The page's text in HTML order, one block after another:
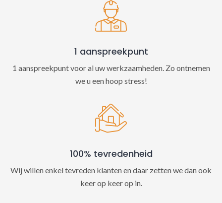
1 aanspreekpunt
1 aanspreekpunt voor al uw werkzaamheden. Zo ontnemen
we u een hoop stress!
100% tevredenheid
Wij willen enkel tevreden klanten en daar zetten we dan ook
keer op keer op in.